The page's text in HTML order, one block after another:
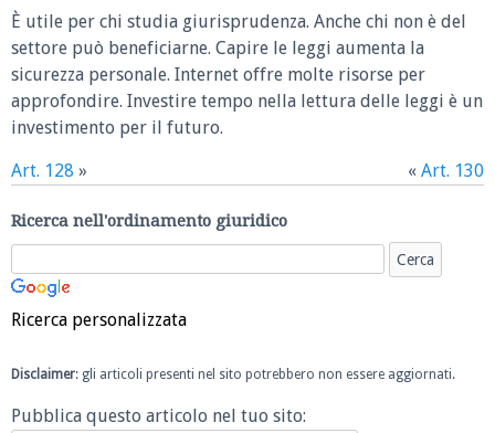
È utile per chi studia giurisprudenza. Anche chi non è del
settore può beneficiarne. Capire le leggi aumenta la
sicurezza personale. Internet offre molte risorse per
approfondire. Investire tempo nella lettura delle leggi è un
investimento per il futuro.
Art. 128 » « Art. 130
Ricerca nell'ordinamento giuridico
Ricerca personalizzata
Disclaimer: gli articoli presenti nel sito potrebbero non essere aggiornati.
Pubblica questo articolo nel tuo sito: